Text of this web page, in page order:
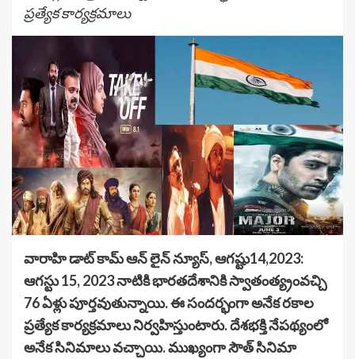
ప్రత్యేక కార్యక్రమాలు
వారాహి డాట్ కామ్ ఆన్ లైన్ న్యూస్, ఆగష్టు14,2023:
ఆగస్టు 15, 2023 నాటికి భారతదేశానికి స్వాతంత్య్రంవచ్చి
76 ఏళ్లు పూర్తవుతున్నాయి. ఈ సందర్భంగా అనేక రకాల
ప్రత్యేక కార్యక్రమాలు నిర్వహిస్తుంటారు. దేశభక్తి నేపథ్యంలో
అనేక సినిమాలు వచ్చాయి. ముఖ్యంగా సౌత్ సినిమా